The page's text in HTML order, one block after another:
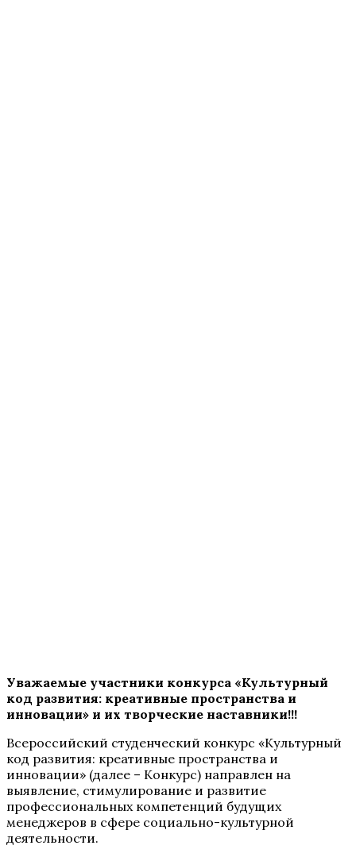
Уважаемые участники конкурса «Культурный
код развития: креативные пространства и
инновации» и их творческие наставники!!!
Всероссийский студенческий конкурс «Культурный
код развития: креативные пространства и
инновации» (далее – Конкурс) направлен на
выявление, стимулирование и развитие
профессиональных компетенций будущих
менеджеров в сфере социально-культурной
деятельности.